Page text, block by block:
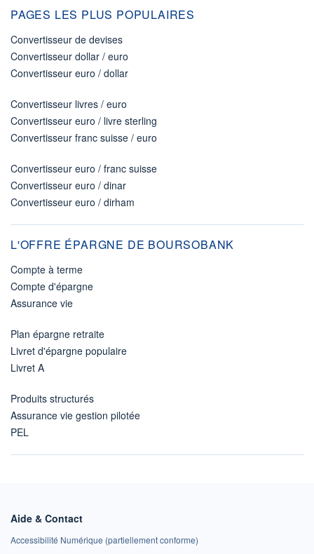
PAGES LES PLUS POPULAIRES
Convertisseur de devises
Convertisseur dollar / euro
Convertisseur euro / dollar
Convertisseur livres / euro
Convertisseur euro / livre sterling
Convertisseur franc suisse / euro
Convertisseur euro / franc suisse
Convertisseur euro / dinar
Convertisseur euro / dirham
L'OFFRE ÉPARGNE DE BOURSOBANK
Compte à terme
Compte d'épargne
Assurance vie
Plan épargne retraite
Livret d'épargne populaire
Livret A
Produits structurés
Assurance vie gestion pilotée
PEL
Aide & Contact
Accessibilité Numérique (partiellement conforme)